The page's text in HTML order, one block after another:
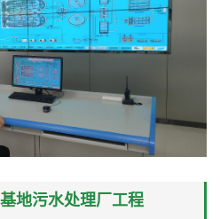
地污水处理厂工程